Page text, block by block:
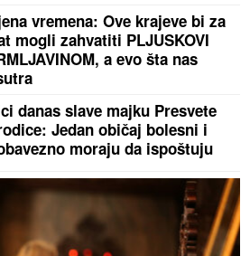
vremena: Ove krajeve bi za
mogli zahvatiti PLJUSKOVI
a evo šta nas
danas slave majku Presvete
Jedan običaj bolesni i
moraju da ispoštuju